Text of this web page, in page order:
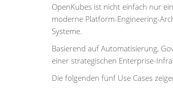
OpenKubes ist nicht einfach nur
moderne Platform-Engineering-
Systeme.
Basierend auf Automatisierung,
einer strategischen Enterprise-
Die folgenden fünf Use Cases